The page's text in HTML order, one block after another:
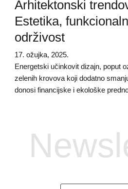
Arhitektonski
Estetika,
održivost
17. ožujka, 2025.
Energetski učinkovit dizajn, poput
zelenih krovova koji dodatno
donosi financijske i ekološke